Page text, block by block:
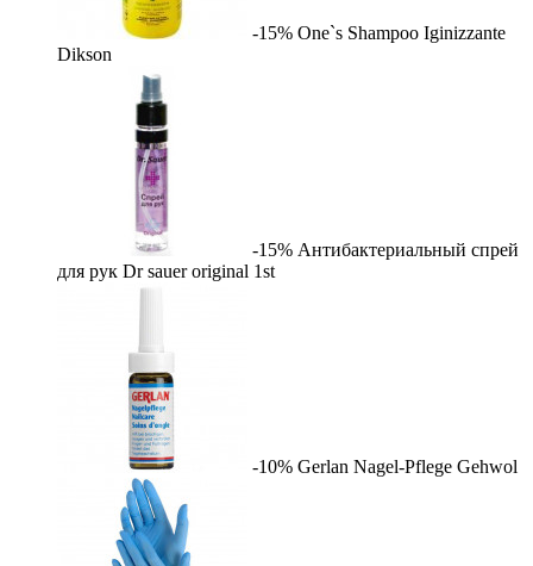
-15% One`s Shampoo Iginizzante
Dikson
-15% Антибактериальный спрей
для рук Dr sauer original 1st
-10% Gerlan Nagel-Pflege Gehwol